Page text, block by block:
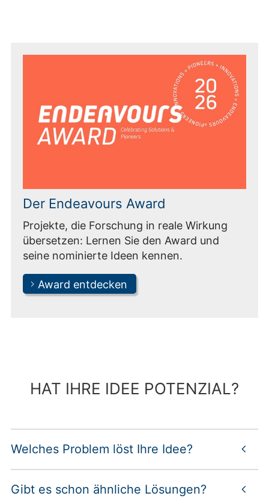
Der Endeavours Award
Projekte, die Forschung in reale Wirkung
übersetzen: Lernen Sie den Award und
seine nominierte Ideen kennen.
Award entdecken
HAT IHRE IDEE POTENZIAL?
Welches Problem löst Ihre Idee?
Gibt es schon ähnliche Lösungen?